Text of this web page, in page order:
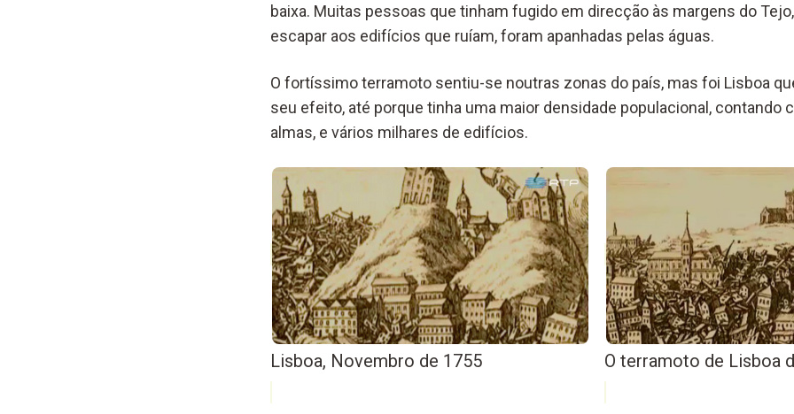
baixa. Muitas pessoas que tinham fugido em direcção às margens do
escapar aos edifícios que ruíam, foram apanhadas pelas águas.
O fortíssimo terramoto sentiu-se noutras zonas do país, mas foi Lisboa
seu efeito, até porque tinha uma maior densidade populacional, contando
almas, e vários milhares de edifícios.
Lisboa, Novembro de 1755 O terramoto de Lisboa